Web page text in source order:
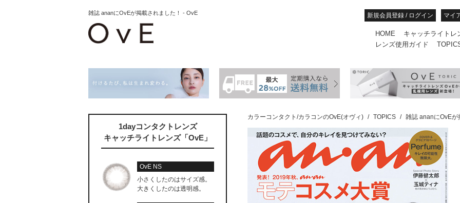
雑誌 ananにOvEが掲載されました！ - OvE 新規会員登録 / ログイン マイ
HOME キャッチライトレ
レンズ使用ガイド
カラーコンタクト/カラコンのOvE(オヴィ) TOPICS 雑誌 ananにOvEが
1dayコンタクトレンズ
キャッチライトレンズ「OvE」
OvE NS
小さくしたのはサイズ感。
大きくしたのは透明感。